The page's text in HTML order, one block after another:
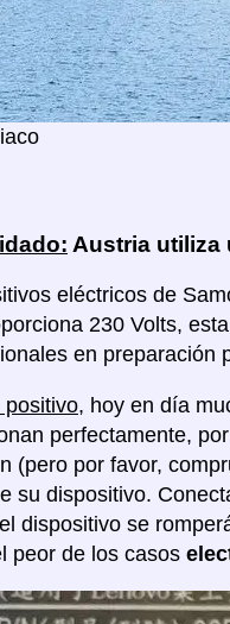
Austria utiliza
eléctricos de
230 Volts,
en preparación
positivo, hoy en día
perfectamente,
(pero por favor,
su dispositivo.
dispositivo se
peor de los casos